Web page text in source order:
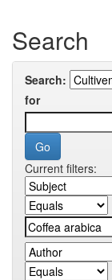
Search
Search:
for
Current filters: